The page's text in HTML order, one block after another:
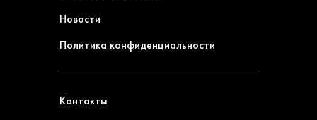
Новости
Политика конфиденциальности
Контакты